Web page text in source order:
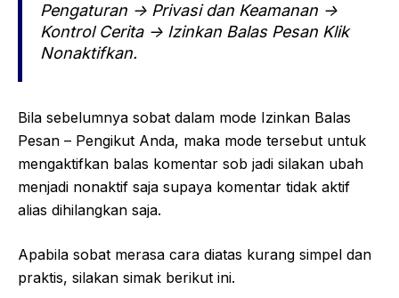
Pengaturan -> Privasi dan Keamanan ->
Kontrol Cerita -> Izinkan Balas Pesan Klik
Nonaktifkan.
Bila sebelumnya sobat dalam mode Izinkan Balas
Pesan – Pengikut Anda, maka mode tersebut untuk
mengaktifkan balas komentar sob jadi silakan ubah
menjadi nonaktif saja supaya komentar tidak aktif
alias dihilangkan saja.
Apabila sobat merasa cara diatas kurang simpel dan
praktis, silakan simak berikut ini.